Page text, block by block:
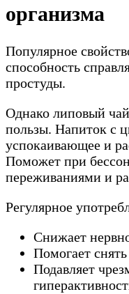
организма
Популярное
способность
простуды.
Однако липовый
пользы. Напиток с
успокаивающее и
Поможет при
переживаниями и
Регулярное
Снижает
Помогает снять
Подавляет